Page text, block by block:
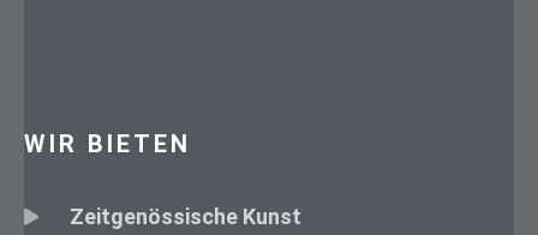
WIR BIETEN
Zeitgenössische Kunst